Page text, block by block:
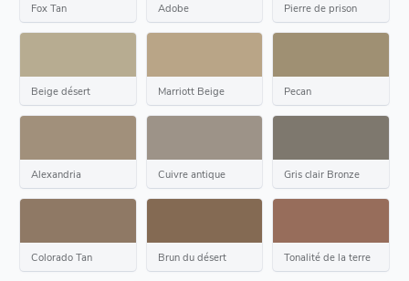
Fox Tan Adobe Pierre de prison
Beige désert Marriott Beige Pecan
Alexandria Cuivre antique Gris clair Bronze
Colorado Tan Brun du désert Tonalité de la terre